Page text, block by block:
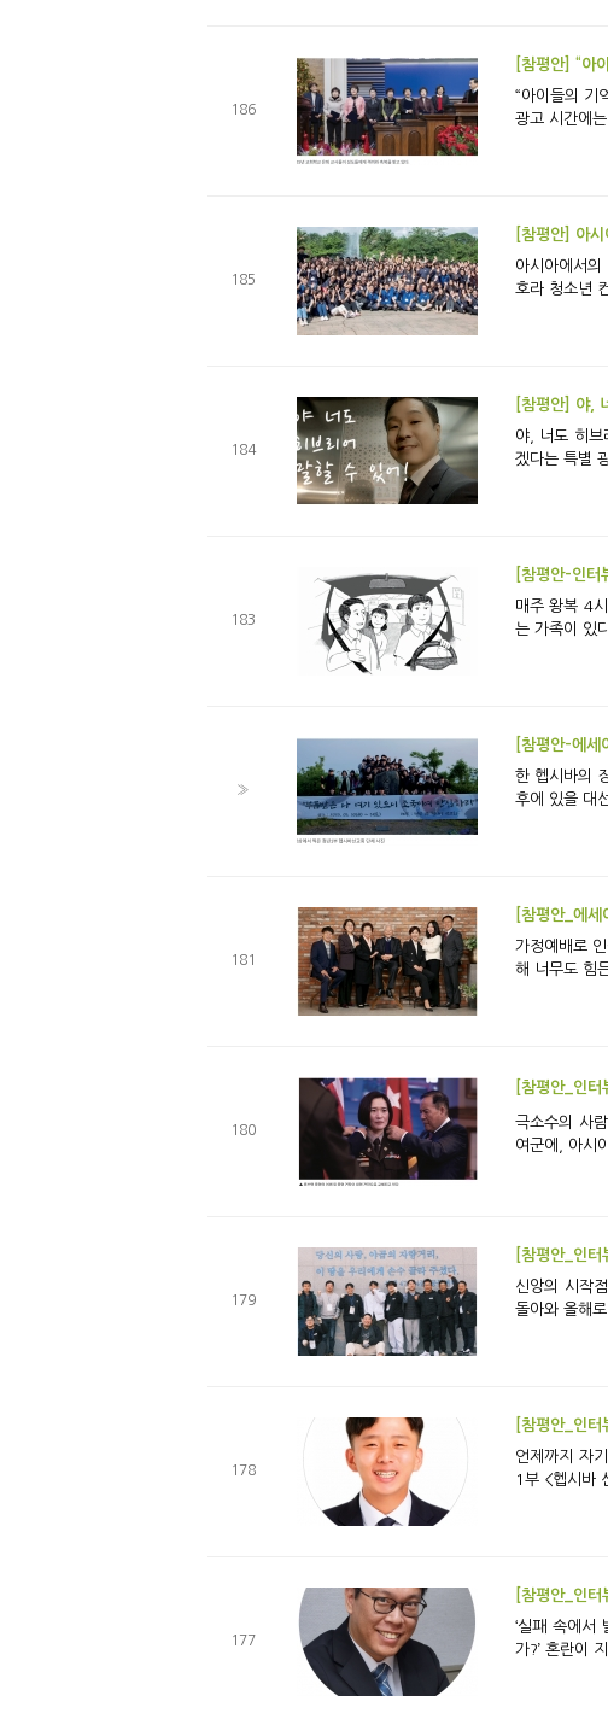
186
[참평안] “아
“아이들의 기억
광고 시간에
185
아시아에서의 첫 호라 Re:Think! 우리의 삶 속에서 복음을 다시 생각해 보자! 2025 호
호라 청소년
184
야, 너도 히브리어 말할 수 있어! 히브리어 5주 특강 “야,
183
[참평안-인
매주 왕복 4시간 반 주일마다 충북 청주에서 147km를 달려오는 가족 주일마다 예배 참석을 위
는 가족이 있
»
[참평안-에세
한 헵시바의 장안산 최초 등반기 버스는 헤드라이트가 바
후에 있을 대
181
[참평안_에
가정예배로 인생의 발을 모으신 아빠
해 너무도 힘
180
[참평안_인
극소수의 사람들 류선영 미(美) 육군 중령의 대령 진급식 48만 명 중 3,000명, 0.6%. 현재 미국 육군 중 대령의
여군에, 아시
179
[참평안_인
신앙의 시작점에서 다시 찾은 비전과 사명
돌아와 올해
178
[참평안_인
언제까지 자기 십자가를 지지 않을 것인
1부 <헵시바
177
[참평안_인
‘실패 속에서 발견한 겸손의 첫 걸
가?’ 혼란이